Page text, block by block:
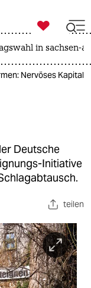

taz zahl ich
in sachsen-
Nervöses Kapital
Deutsche
Initiative
teilen